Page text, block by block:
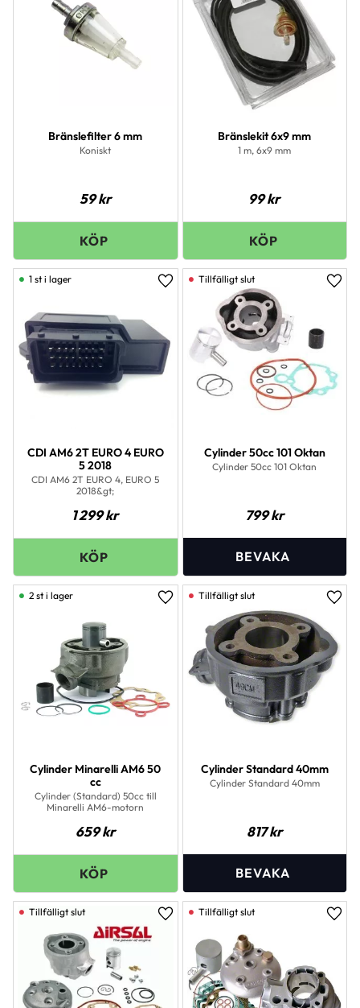
Bränslefilter 6 mm
Koniskt
59kr
Bränslekit 6x9 mm
1 m, 6x9 mm
99kr
CDI AM6 2T EURO 4 EURO
5 2018
CDI AM6 2T EURO 4, EURO 5
2018&gt;
1 299kr
Lägg till i favoriter
1 st i lager
Cylinder 50cc 101 Oktan
Cylinder 50cc 101 Oktan
799kr
Cylinder Minarelli AM6 50
cc
Cylinder (Standard) 50cc till
Minarelli AM6-motorn
659kr
Lägg till i favoriter
2 st i lager
Cylinder Standard 40mm
Cylinder Standard 40mm
817kr
Lägg till i favoriter